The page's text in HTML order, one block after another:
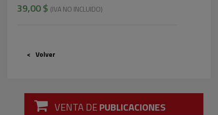
39,00 $ (IVA NO INCLUIDO)
Volver
VENTA DEPUBLICACIONES